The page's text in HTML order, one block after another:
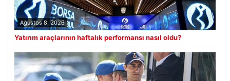
Ağustos 8, 2026
Yatırım araçlarının haftalık performansı nasıl oldu?